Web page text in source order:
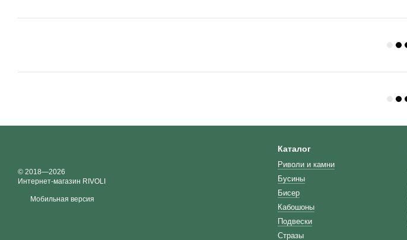
© 2018—2026
Интернет-магазин RIVOLI
Мобильная версия
Каталог
Риволи и камни
Бусины
Бисер
Кабошоны
Подвески
Стразы